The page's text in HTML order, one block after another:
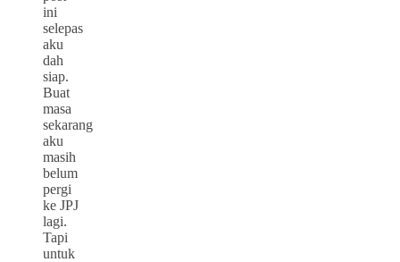
ini
selepas
aku
dah
siap.
Buat
masa
sekarang
aku
masih
belum
pergi
ke JPJ
lagi.
Tapi
untuk